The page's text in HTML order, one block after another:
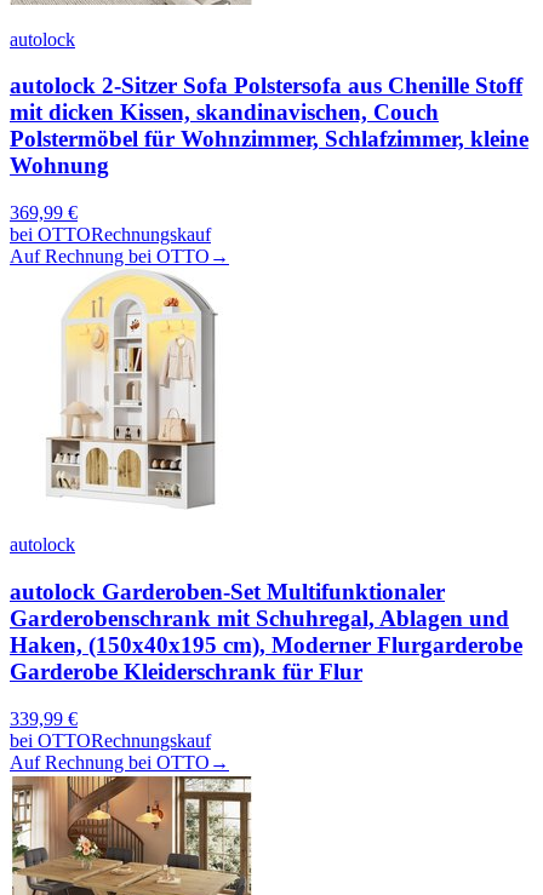
autolock
autolock 2-Sitzer Sofa Polstersofa aus Chenille Stoff
mit dicken Kissen, skandinavischen, Couch
Polstermöbel für Wohnzimmer, Schlafzimmer, kleine
Wohnung
369,99 €
bei OTTORechnungskauf
Auf Rechnung bei OTTO →
autolock
autolock Garderoben-Set Multifunktionaler
Garderobenschrank mit Schuhregal, Ablagen und
Haken, (150x40x195 cm), Moderner Flurgarderobe
Garderobe Kleiderschrank für Flur
339,99 €
bei OTTORechnungskauf
Auf Rechnung bei OTTO →